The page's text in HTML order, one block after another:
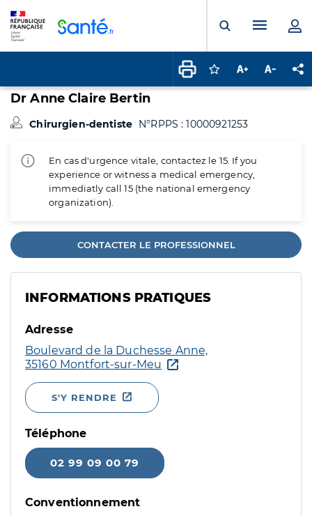
Ouvrir laMenu
Connectez-vous
Augmenter la
Dr Anne Claire Bertin
Chirurgien-dentiste N°RPPS : 10000921253
En cas d'urgence vitale, contactez le 15. If you
experience or witness a medical emergency,
immediatly call 15 (the national emergency
organization).
CONTACTER LE PROFESSIONNEL
INFORMATIONS PRATIQUES
Adresse
Boulevard de la Duchesse Anne,
35160 Montfort-sur-Meu
S'Y RENDRE
Téléphone
02 99 09 00 79
Conventionnement